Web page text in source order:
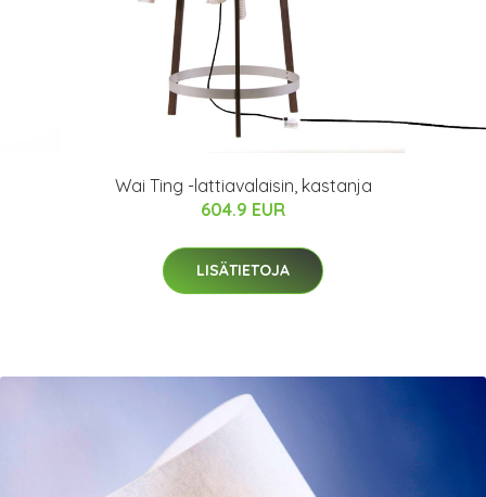
Wai Ting -lattiavalaisin, kastanja
604.9 EUR
LISÄTIETOJA